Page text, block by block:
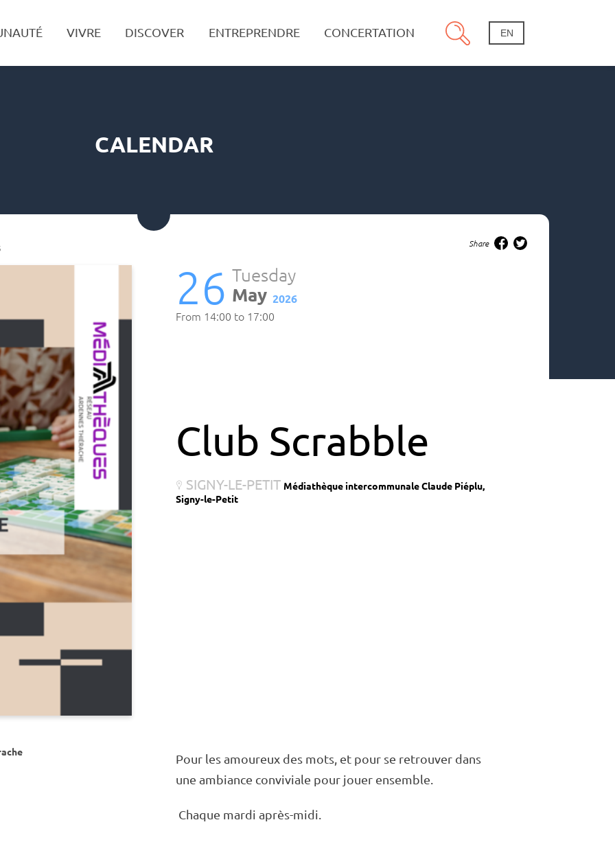
VIVRE DISCOVER ENTREPRENDRE CONCERTATION
Search EN
CALENDAR
Share
Club Scrabble
SIGNY-LE-PETIT Médiathèque intercommunale Claude Piéplu,
Signy-le-Petit
Tuesday
26 May 2026
From 14:00 to 17:00
Pour les amou­reux des mots, et pour se retrou­ver dans
une ambiance convi­viale pour jouer ensemble.
Chaque mardi après-midi.